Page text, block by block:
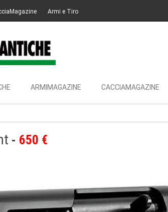
Armi e Tiro
ARMIMAGAZINE CACCIAMAGAZINE
650 €